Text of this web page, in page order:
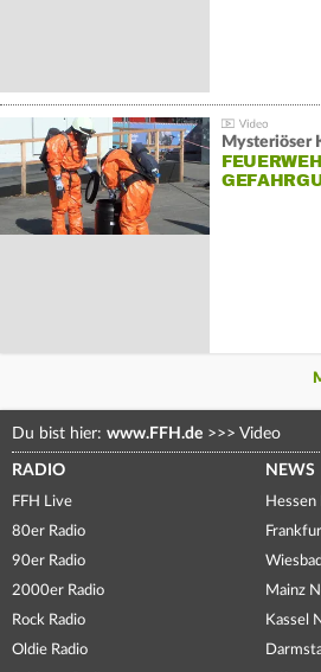
Mysteriöser
Du bist hier: www.FFH.de >>> Video
RADIO
FFH Live
80er Radio
90er Radio
2000er Radio
Rock Radio
Oldie Radio
NEWS
Hessen
Mainz
Kassel